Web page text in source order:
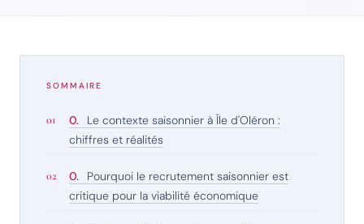
SOMMAIRE
Le contexte saisonnier à Île d'Oléron :
chiffres et réalités
Pourquoi le recrutement saisonnier est
critique pour la viabilité économique